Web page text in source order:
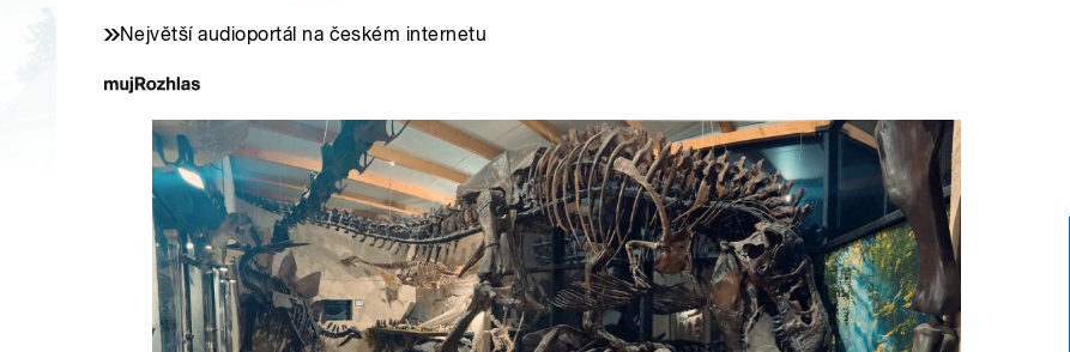
Největší audioportál na českém internetu